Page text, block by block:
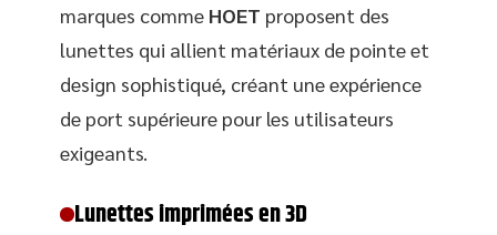
marques comme HOET proposent des
lunettes qui allient matériaux de pointe et
design sophistiqué, créant une expérience
de port supérieure pour les utilisateurs
exigeants.
Lunettes imprimées en 3D